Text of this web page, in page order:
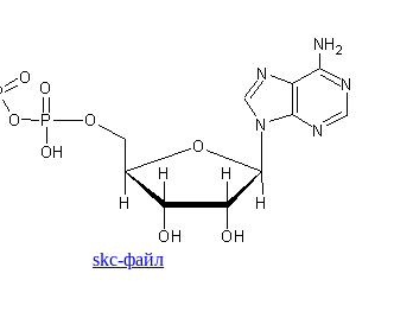
skc-файл